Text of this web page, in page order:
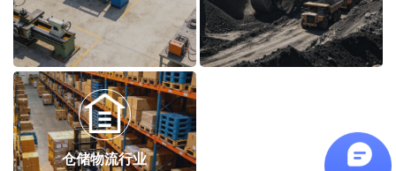
仓储物流行业